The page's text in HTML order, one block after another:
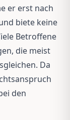
er erst nach
biete keine
Betroffene
die meist
Da
den